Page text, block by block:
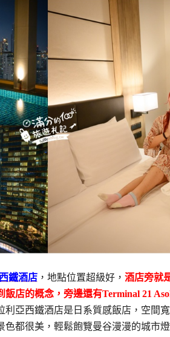
鐵酒店 ，地點位置超級好， 酒店旁就
店的概念，旁邊還有Terminal 21
亞西鐵酒店是日系質感飯店，空間
色都很美，輕鬆飽覽曼谷漫漫的城市